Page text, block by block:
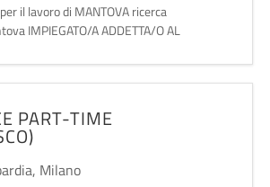
il lavoro di MANTOVA ricerca
IMPIEGATO/A ADDETTA/O AL
si occupa di centralino,
telefonate, supporto agli
corrieri. Orario full time 40 h
al venerdì. Richiesto Diploma,
Pacchetto Office e
PART-TIME
, Milano